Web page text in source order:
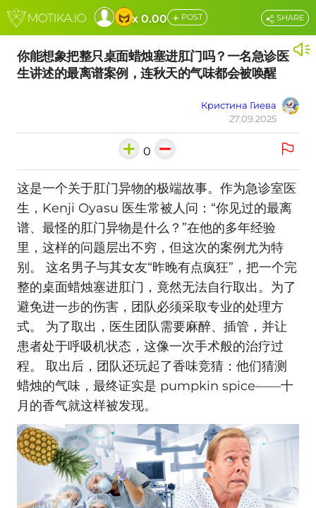
x 0.00 + POST
你能想象把整只桌面蜡烛塞进肛门吗？一名急诊医
生讲述的最离谱案例，连秋天的气味都会被唤醒
Кристина Гиева
27.09.2025
SHARE
0
这是一个关于肛门异物的极端故事。作为急诊室医
生，Kenji Oyasu 医生常被人问：“你见过的最离
谱、最怪的肛门异物是什么？”在他的多年经验
里，这样的问题层出不穷，但这次的案例尤为特
别。 这名男子与其女友“昨晚有点疯狂”，把一个完
整的桌面蜡烛塞进肛门，竟然无法自行取出。为了
避免进一步的伤害，团队必须采取专业的处理方
式。 为了取出，医生团队需要麻醉、插管，并让
患者处于呼吸机状态，这像一次手术般的治疗过
程。 取出后，团队还玩起了香味竞猜：他们猜测
蜡烛的气味，最终证实是 pumpkin spice——十
月的香气就这样被发现。